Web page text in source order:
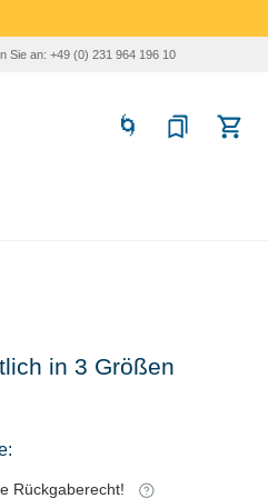
Sie an: +49 (0) 231 964 196 10
in 3 Größen
Rückgaberecht!